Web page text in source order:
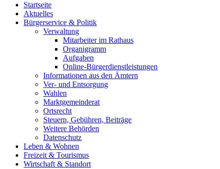
Startseite
Aktuelles
Bürgerservice & Politik
Verwaltung
Mitarbeiter im Rathaus
Organigramm
Aufgaben
Online-Bürgerdienstleistungen
Informationen aus den Ämtern
Ver- und Entsorgung
Wahlen
Marktgemeinderat
Ortsrecht
Steuern, Gebühren, Beiträge
Weitere Behörden
Datenschutz
Leben & Wohnen
Freizeit & Tourismus
Wirtschaft & Standort